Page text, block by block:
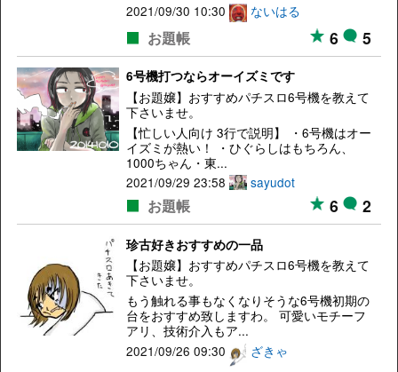
2021/09/30 10:30
ないはる
お題帳 6 5
6号機打つならオーイズミです
【お題嬢】おすすめパチスロ6号機を教えて
下さいませ。
【忙しい人向け 3行で説明】 ・6号機はオー
イズミが熱い！ ・ひぐらしはもちろん、
1000ちゃん・東...
2021/09/29 23:58
sayudot
お題帳 6 2
珍古好きおすすめの一品
【お題嬢】おすすめパチスロ6号機を教えて
下さいませ。
もう触れる事もなくなりそうな6号機初期の
台をおすすめ致しますわ。 可愛いモチーフ
アリ、技術介入もア...
2021/09/26 09:30
ざきゃ